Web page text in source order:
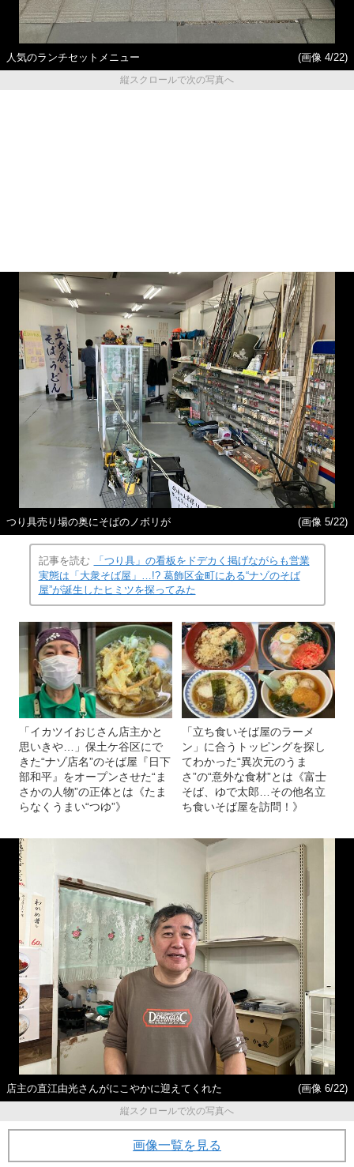
人気のランチセットメニュー
(画像 4/22)
縦スクロールで次の写真へ
つり具売り場の奥にそばのノボリが (画像 5/22)
記事を読む
「つり具」の看板をドデカく掲げながらも営業
実態は「大衆そば屋」…!? 葛飾区金町にある“ナゾのそば
屋”が誕生したヒミツを探ってみた
「イカツイおじさん店主かと
思いきや…」保土ケ谷区にで
きた“ナゾ店名”のそば屋『日下
部和平』をオープンさせた“ま
さかの人物”の正体とは《たま
らなくうまい“つゆ”》
「立ち食いそば屋のラーメ
ン」に合うトッピングを探し
てわかった“異次元のうま
さ”の“意外な食材”とは《富士
そば、ゆで太郎…その他名立
ち食いそば屋を訪問！》
店主の直江由光さんがにこやかに迎えてくれた
(画像 6/22)
縦スクロールで次の写真へ
画像一覧を見る